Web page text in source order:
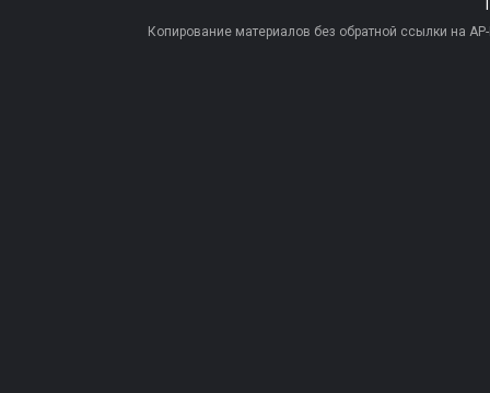
Копирование материалов без обратной ссылки на